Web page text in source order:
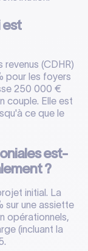
est
(CDHR)
pour les foyers
250 000 €
couple. Elle est
ce que le
est-
?
initial. La
sur une assiette
opérationnels,
(incluant la